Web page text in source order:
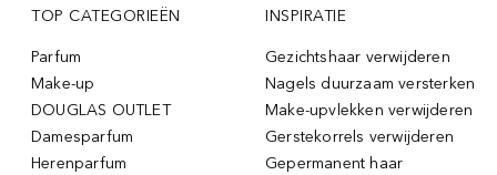
TOP CATEGORIEËN
Parfum
Make-up
DOUGLAS OUTLET
Damesparfum
Herenparfum
INSPIRATIE
Gezichtshaar verwijderen
Nagels duurzaam versterken
Make-upvlekken verwijderen
Gerstekorrels verwijderen
Gepermanent haar